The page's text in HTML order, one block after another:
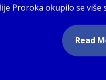
Proroka okupilo se
Read